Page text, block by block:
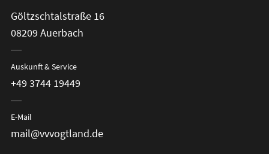
Göltzschtalstraße 16
08209 Auerbach
Auskunft & Service
+49 3744 19449
E-Mail
mail@vvvogtland.de